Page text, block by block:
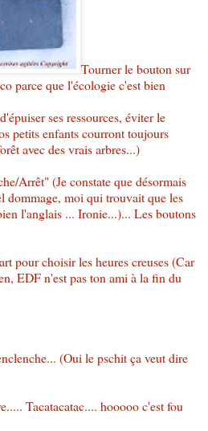
Tourner le bouton sur
parce que l'écologie c'est bien
ses ressources, éviter le
petits enfants courront toujours
avec des vrais arbres...)
Arrêt" (Je constate que désormais
dommage, moi qui trouvait que les
l'anglais ... Ironie...)... Les boutons
pour choisir les heures creuses (Car
EDF n'est pas ton ami à la fin du
(Oui le pschit ça veut dire
Tacatacatac.... hooooo c'est fou